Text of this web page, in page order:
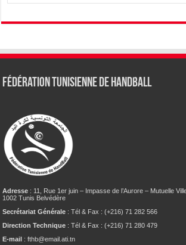
Fédération tunisienne de Handball
Adresse : 11, Rue 1er juin – Impasse de l’Aurore – Mutuelle
1002 Tunis Belvédère
Secrétariat Générale : Tél & Fax : (+216) 71 282 566
Direction Technique : Tél & Fax : (+216) 71 280 479
E-mail : fthb@email.ati.tn